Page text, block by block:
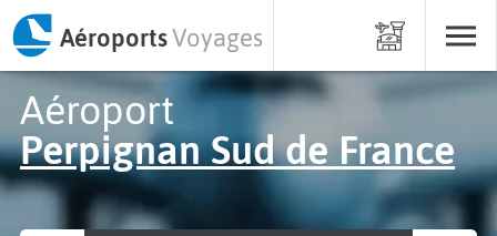
AéroportsVoyages
Aéroport
Perpignan Sud de France